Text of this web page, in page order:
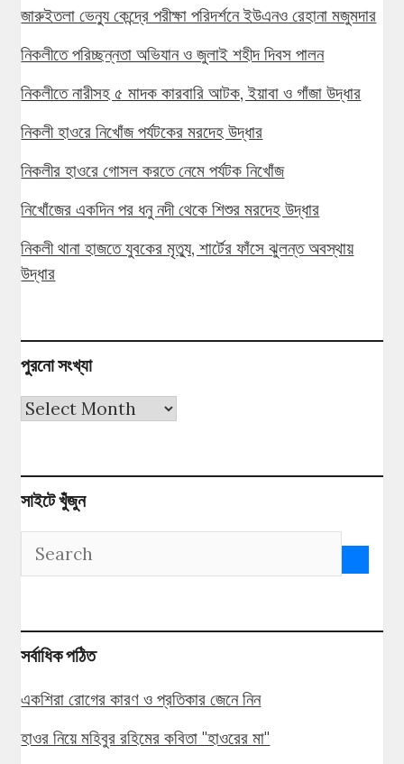
জারুইতলা ভেন্যু কেন্দ্রে পরীক্ষা পরিদর্শনে ইউএনও রেহানা মজুমদার
নিকলীতে পরিচ্ছন্নতা অভিযান ও জুলাই শহীদ দিবস পালন
নিকলীতে নারীসহ ৫ মাদক কারবারি আটক, ইয়াবা ও গাঁজা উদ্ধার
নিকলী হাওরে নিখোঁজ পর্যটকের মরদেহ উদ্ধার
নিকলীর হাওরে গোসল করতে নেমে পর্যটক নিখোঁজ
নিখোঁজের একদিন পর ধনু নদী থেকে শিশুর মরদেহ উদ্ধার
নিকলী থানা হাজতে যুবকের মৃত্যু, শার্টের ফাঁসে ঝুলন্ত অবস্থায়
উদ্ধার
পুরনো সংখ্যা
পুরনো
সাইটে খুঁজুন
সর্বাধিক পঠিত
একশিরা রোগের কারণ ও প্রতিকার জেনে নিন
হাওর নিয়ে মহিবুর রহিমের কবিতা "হাওরের মা"